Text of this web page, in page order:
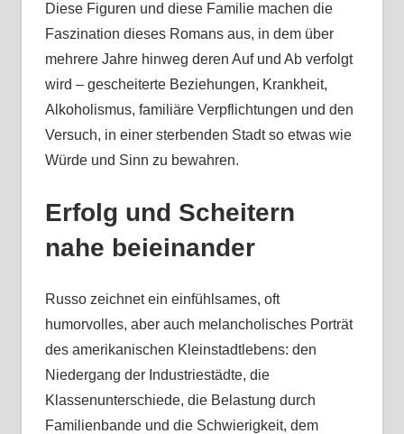
Diese Figuren und diese Familie machen die
Faszination dieses Romans aus, in dem über
mehrere Jahre hinweg deren Auf und Ab verfolgt
wird – gescheiterte Beziehungen, Krankheit,
Alkoholismus, familiäre Verpflichtungen und den
Versuch, in einer sterbenden Stadt so etwas wie
Würde und Sinn zu bewahren.
Erfolg und Scheitern
nahe beieinander
Russo zeichnet ein einfühlsames, oft
humorvolles, aber auch melancholisches Porträt
des amerikanischen Kleinstadtlebens: den
Niedergang der Industriestädte, die
Klassenunterschiede, die Belastung durch
Familienbande und die Schwierigkeit, dem